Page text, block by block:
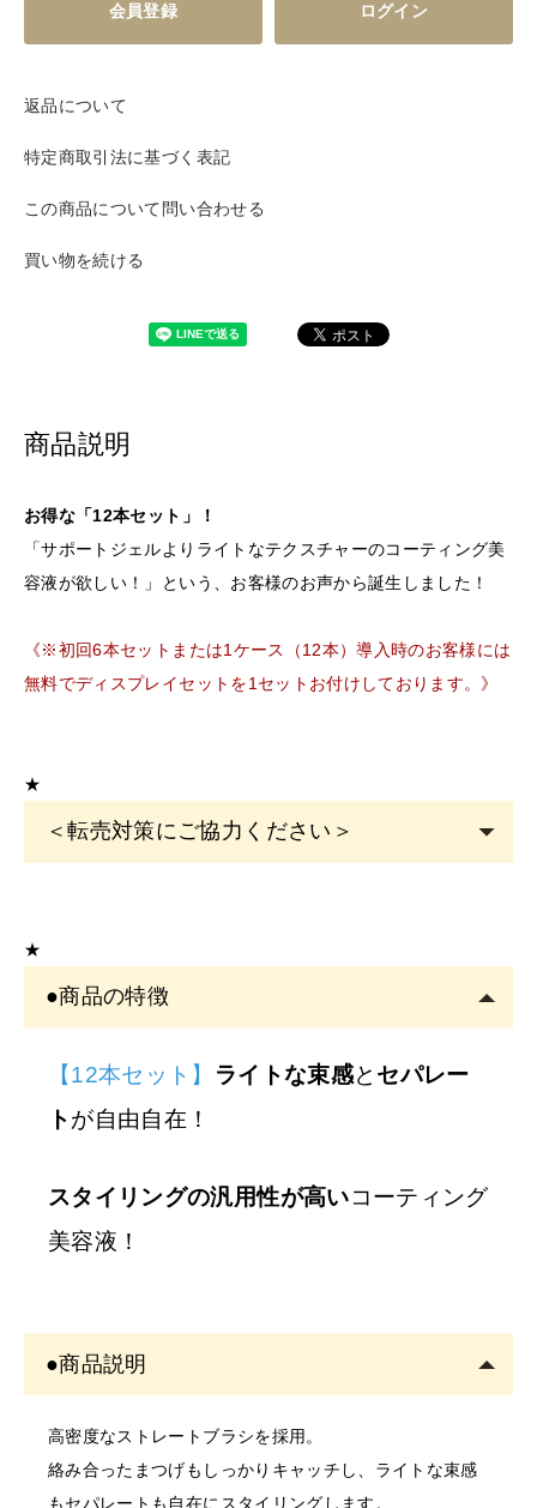
会員登録 ログイン
返品について
特定商取引法に基づく表記
この商品について問い合わせる
買い物を続ける
商品説明
お得な「12本セット」！
「サポートジェルよりライトなテクスチャーのコーティング美
容液が欲しい！」という、お客様のお声から誕生しました！
《※初回6本セットまたは1ケース（12本）導入時のお客様には
無料でディスプレイセットを1セットお付けしております。》
★
＜転売対策にご協力ください＞
クの運営者または従事者のみ購入可能です。
アカウント登録は
をご記入くださ
い。
了承ください。
す。
す。
確認できない場合はご注文をキャンセルいたしますの
★
●商品の特徴
【12本セット】 ライトな束感と セパレー
トが自由自在！
スタイリングの汎用性が高いコーティング
美容液！
●商品説明
高密度なストレートブラシを採用。
絡み合ったまつげもしっかりキャッチし、ライトな束感
もセパレートも自在にスタイリングします。